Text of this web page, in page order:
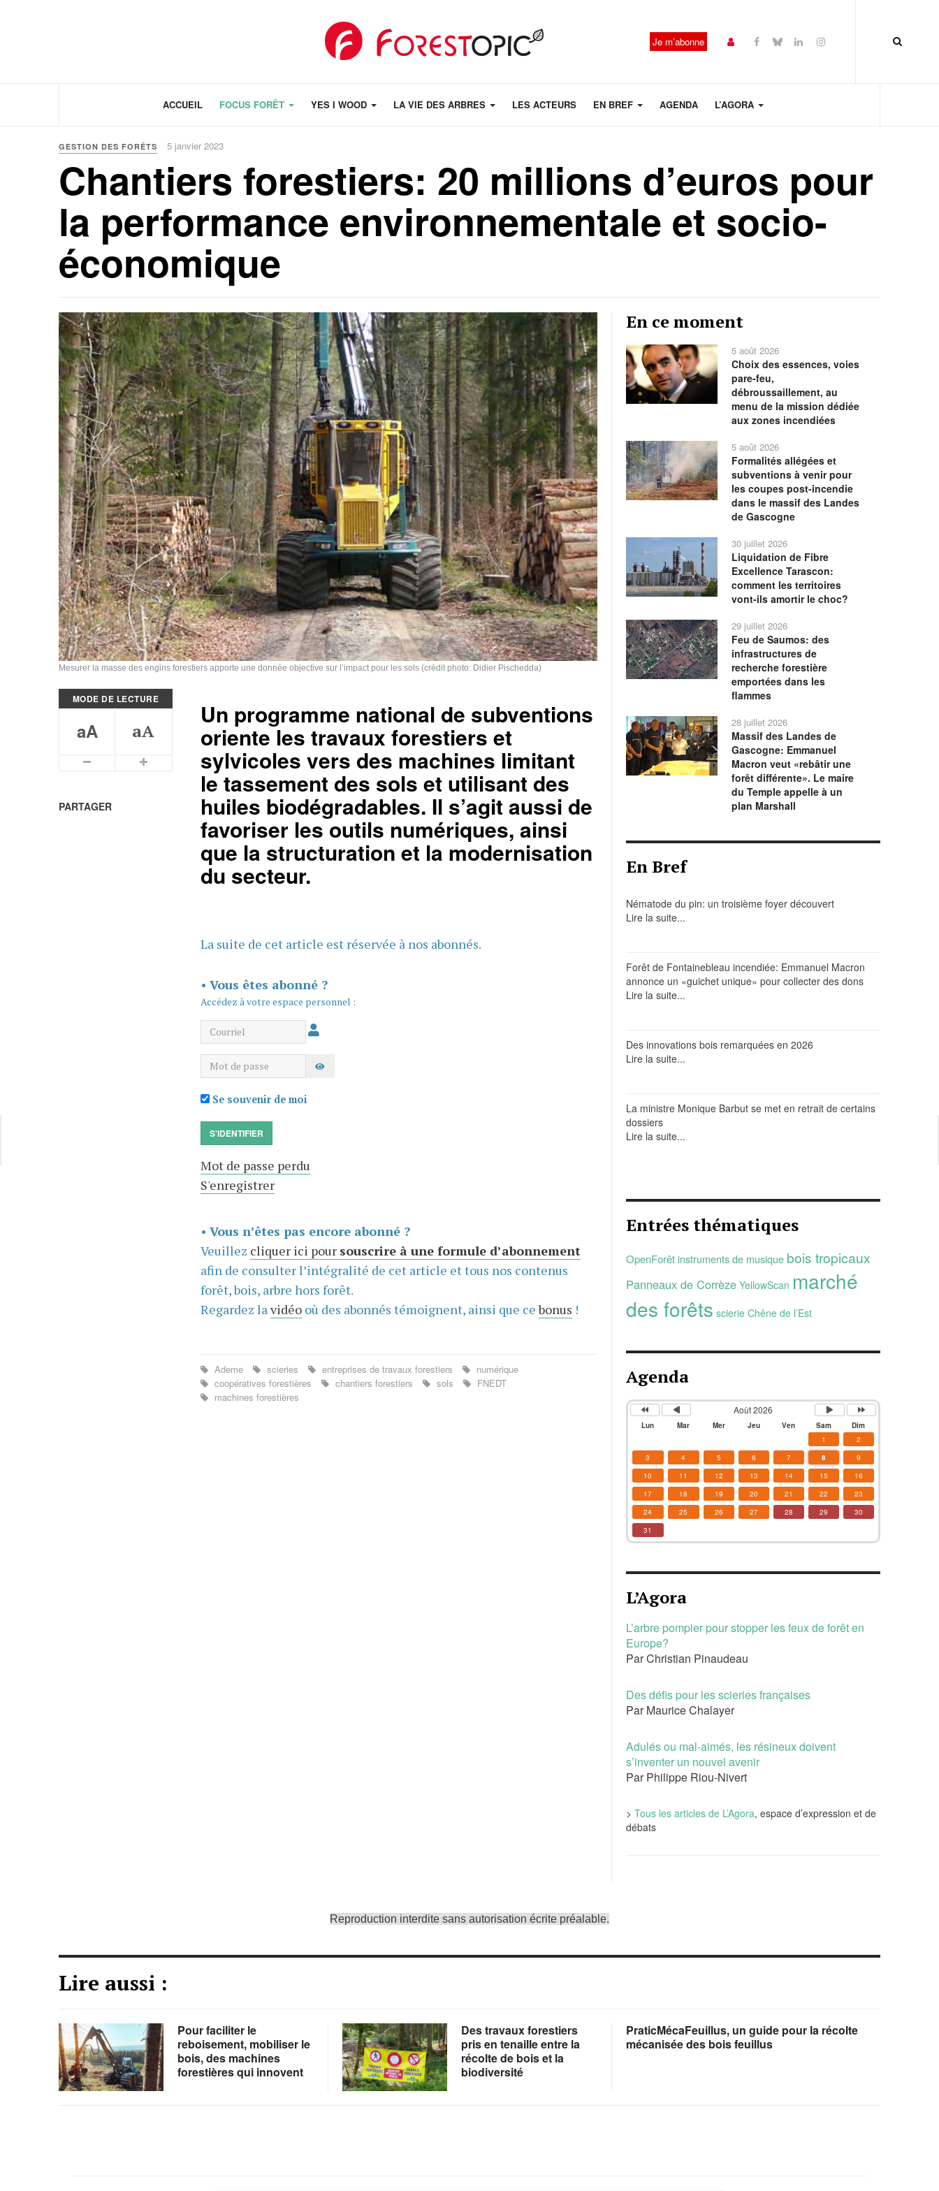
Je m’abonne
ACCUEIL FOCUS FORÊT YES I WOOD LA VIE DES ARBRES LES ACTEURS EN BREF AGENDA L’AGORA
GESTION DES FORÊTS 5 janvier 2023
Chantiers forestiers: 20 millions d’euros pour
la performance environnementale et socio-
économique
Mesurer la masse des engins forestiers apporte une donnée objective sur l’impact pour les sols (crédit photo: Didier Pischedda)
MODE DE LECTURE
aA aA
Plus petits caractèresPlus grands caractères
PARTAGER
Un programme national de subventions
oriente les travaux forestiers et
sylvicoles vers des machines limitant
le tassement des sols et utilisant des
huiles biodégradables. Il s’agit aussi de
favoriser les outils numériques, ainsi
que la structuration et la modernisation
du secteur.
La suite de cet article est réservée à nos abonnés.
• Vous êtes abonné ?
Accédez à votre espace personnel :
Courriel
Mot de passe AFFICHER LE MOT DE PASSE
Se souvenir de moi
S'IDENTIFIER
Mot de passe perdu
S'enregistrer
• Vous n’êtes pas encore abonné ?
Veuillez cliquer ici pour souscrire à une formule d’abonnement
afin de consulter l’intégralité de cet article et tous nos contenus
forêt, bois, arbre hors forêt.
Regardez la vidéooù des abonnés témoignent, ainsi que cebonus !
Ademe scieries entreprises de travaux forestiers
numérique
coopératives forestières
chantiers forestiers sols
FNEDT
machines forestières
En ce moment
5 août 2026
Choix des essences, voies
pare-feu,
débroussaillement, au
menu de la mission dédiée
aux zones incendiées
5 août 2026
Formalités allégées et
subventions à venir pour
les coupes post-incendie
dans le massif des Landes
de Gascogne
30 juillet 2026
Liquidation de Fibre
Excellence Tarascon:
comment les territoires
vont-ils amortir le choc?
29 juillet 2026
Feu de Saumos: des
infrastructures de
recherche forestière
emportées dans les
flammes
28 juillet 2026
Massif des Landes de
Gascogne: Emmanuel
Macron veut «rebâtir une
forêt différente». Le maire
du Temple appelle à un
plan Marshall
En Bref
Nématode du pin: un troisième foyer découvert
Lire la suite...
Forêt de Fontainebleau incendiée: Emmanuel Macron
annonce un «guichet unique» pour collecter des dons
Lire la suite...
Des innovations bois remarquées en 2026
Lire la suite...
La ministre Monique Barbut se met en retrait de certains
dossiers
Lire la suite...
Entrées thématiques
OpenForêt instruments de musique bois tropicaux
Panneaux de Corrèze YellowScan marché
des forêts scierie Chêne de l’Est
Agenda
précédenteprécédent
Août 2026
Lun Mar Mer Jeu Ven Sam
Dim
1
2
3
4 5 6 7 8
9
10
11 12 13 14 15
16
17
18 19 20 21 22
23
24
25 26 27 28 29
30
31
L’Agora
L’arbre pompier pour stopper les feux de forêt en
Europe?
Par Christian Pinaudeau
Des défis pour les scieries françaises
Par Maurice Chalayer
Adulés ou mal-aimés, les résineux doivent
s’inventer un nouvel avenir
Par Philippe Riou-Nivert
> Tous les articles de L’Agora, espace d’expression et de
débats
Reproduction interdite sans autorisation écrite préalable.
Lire aussi :
Pour faciliter le
reboisement, mobiliser le
bois, des machines
forestières qui innovent
Des travaux forestiers
pris en tenaille entre la
récolte de bois et la
biodiversité
PraticMécaFeuillus, un guide pour la récolte
mécanisée des bois feuillus